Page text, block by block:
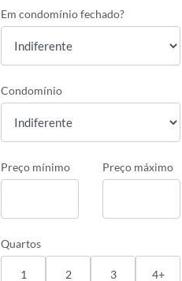
Em condomínio fechado?
Condomínio
Preço mínimo Preço máximo
Quartos
1 2 3 4+